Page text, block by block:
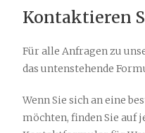
Kontaktieren
Für alle Anfragen zu
das untenstehende
Wenn Sie sich an eine
möchten, finden Sie auf